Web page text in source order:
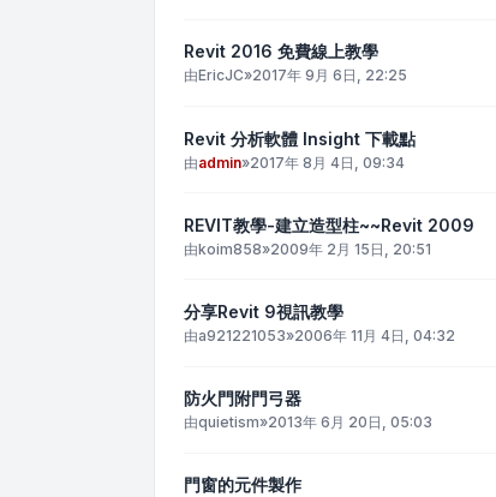
Revit 2016 免費線上教學
由EricJC»2017年 9月 6日, 22:25
Revit 分析軟體 Insight 下載點
由admin»2017年 8月 4日, 09:34
REVIT教學-建立造型柱~~Revit 2009
由koim858»2009年 2月 15日, 20:51
分享Revit 9視訊教學
由a921221053»2006年 11月 4日, 04:32
防火門附門弓器
由quietism»2013年 6月 20日, 05:03
門窗的元件製作